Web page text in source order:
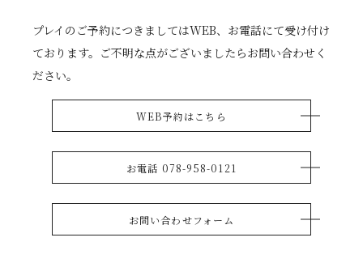
プレイのご予約につきましてはWEB、お電話にて受け付け
ております。ご不明な点がございましたらお問い合わせく
ださい。
WEB予約はこちら
お電話 078-958-0121
お問い合わせフォーム